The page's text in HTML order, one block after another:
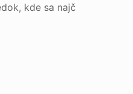
kde sa najč